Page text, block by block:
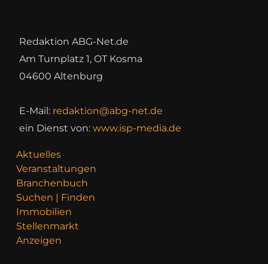
Redaktion ABG-Net.de
Am Turnplatz 1, OT Kosma
04600 Altenburg
E-Mail: redaktion@abg-net.de
ein Dienst von: www.isp-media.de
Aktuelles
Veranstaltungen
Branchenbuch
Suchen | Finden
Immobilien
Stellenmarkt
Anzeigen